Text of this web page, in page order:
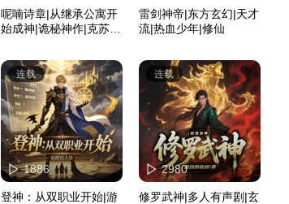
呢喃诗章|从继承公寓开
始成神|诡秘神作|克苏
雷剑神帝|东方玄幻|天才
流|热血少年|修仙
连载
1886
登神：从双职业开始|游
连载
2980
修罗武神|多人有声剧|玄